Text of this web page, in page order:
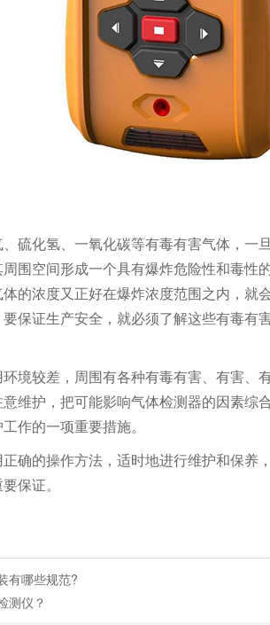
硫化氢、一氧化碳等有毒有害气体，一
围空间形成一个具有爆炸危险性和毒性
的浓度又正好在爆炸浓度范围之内，就
保证生产安全，就必须了解这些有毒有
境较差，周围有各种有毒有害、有害、
维护，把可能影响气体检测器的因素综
作的一项重要措施。
确的操作方法，适时地进行维护和保养
保证。
有哪些规范?
测仪？